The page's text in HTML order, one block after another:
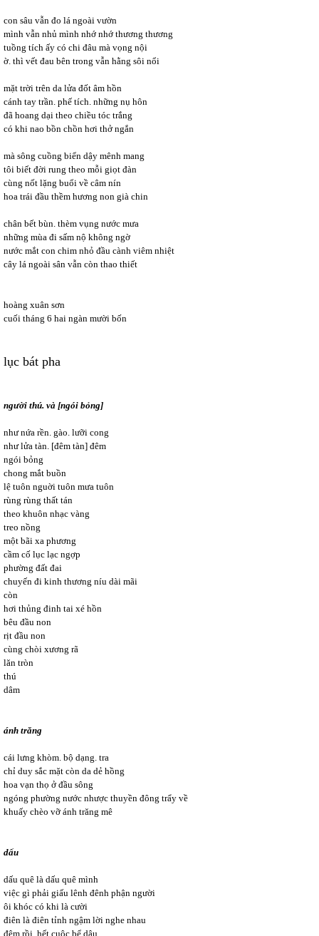
con sâu vẫn đo lá ngoài vườn
mình vẫn nhủ mình nhớ nhớ thương thương
tuồng tích ấy có chi đâu mà vọng nội
ờ. thì vết đau bên trong vẫn hằng sôi nổi
mặt trời trên da lửa đốt âm hồn
cánh tay trần. phế tích. những nụ hôn
đã hoang dại theo chiều tóc trắng
có khi nao bồn chồn hơi thở ngắn
mà sông cuồng biển dậy mênh mang
tôi biết đời rung theo mỗi giọt đàn
cùng nốt lặng buổi về câm nín
hoa trái đầu thềm hương non già chin
chân bết bùn. thèm vụng nước mưa
những mùa đi sấm nộ không ngờ
nước mắt con chim nhỏ đầu cành viêm nhiệt
cây lá ngoài sân vẫn còn thao thiết
hoàng xuân sơn
cuối tháng 6 hai ngàn mười bốn
lục bát pha
người thú. và [ngói bỏng]
như nứa rền. gào. lưỡi cong
như lửa tàn. [đêm tàn] đêm
ngói bỏng
chong mắt buồn
lệ tuôn nguời tuôn mưa tuôn
rùng rùng thất tán
theo khuôn nhạc vàng
treo nồng
một bãi xa phương
cầm cố lục lạc ngợp
phường đất đai
chuyến đi kinh thương níu dài mãi
còn
hơi thủng đinh tai xé hồn
bêu đầu non
rịt đầu non
cùng chòi xương rã
lăn tròn
thú
dâm
ánh trăng
cái lưng khòm. bộ dạng. tra
chỉ duy sắc mặt còn da dẻ hồng
hoa vạn thọ ở đầu sông
ngóng phường nước nhược thuyền đông trẩy về
khuấy chèo vỡ ánh trăng mê
dấu
dấu quê là dấu quê mình
việc gì phải giấu lênh đênh phận người
ôi khóc có khi là cười
điên là điên tỉnh ngậm lời nghe nhau
đêm rồi. hết cuộc bể dâu